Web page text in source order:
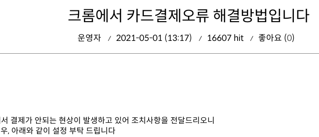
크롬에서 카드결제오류 해결방법입니다
운영자 2021-05-01 (13:17) 16607 hit 좋아요 (0)
결제가 안되는 현상이 발생하고 있어 조치사항을 전달드리오니
, 아래와 같이 설정 부탁 드립니다